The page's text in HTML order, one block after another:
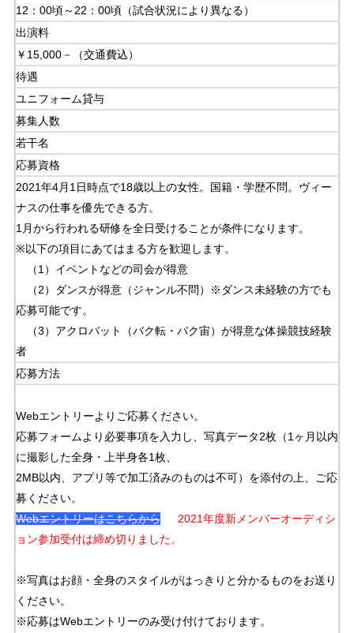
12：00頃～22：00頃（試合状況により異なる）
出演料
￥15,000－（交通費込）
待遇
ユニフォーム貸与
募集人数
若干名
応募資格
2021年4月1日時点で18歳以上の女性。国籍・学歴不問。ヴィー
ナスの仕事を優先できる方。
1月から行われる研修を全日受けることが条件になります。
※以下の項目にあてはまる方を歓迎します。
（1）イベントなどの司会が得意
（2）ダンスが得意（ジャンル不問）※ダンス未経験の方でも
応募可能です。
（3）アクロバット（バク転・バク宙）が得意な体操競技経験
者
応募方法
Webエントリーよりご応募ください。
応募フォームより必要事項を入力し、写真データ2枚（1ヶ月以内
に撮影した全身・上半身各1枚、
2MB以内、アプリ等で加工済みのものは不可）を添付の上、ご応
募ください。
Webエントリーはこちらから
2021年度新メンバーオーディシ
ョン参加受付は締め切りました。
※写真はお顔・全身のスタイルがはっきりと分かるものをお送り
ください。
※応募はWebエントリーのみ受け付けております。